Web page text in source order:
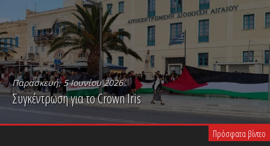
Παρασκευή, 5 Ιουνίου 2026
Συγκέντρωση για το Crown Iris
PLAY VIDEO
Πρόσφατα βίντεο